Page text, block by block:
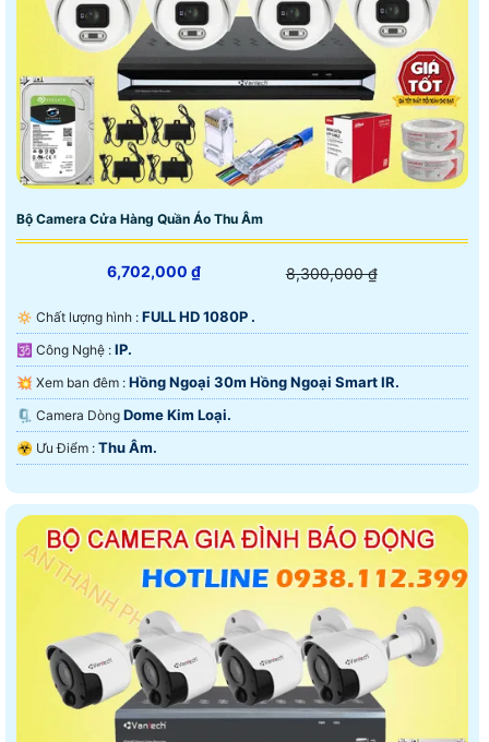
Bộ Camera Cửa Hàng Quần Áo Thu Âm
6,702,000 ₫ 8,300,000 ₫
🔅 Chất lượng hình : FULL HD 1080P .
🕉️ Công Nghệ : IP.
💥 Xem ban đêm : Hồng Ngoại 30m Hồng Ngoại Smart IR.
🗜️ Camera Dòng Dome Kim Loại.
️☣️ Ưu Điểm : Thu Âm.